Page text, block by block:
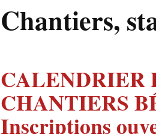
Chantiers,
CALENDRIER
CHANTIERS
Inscriptions